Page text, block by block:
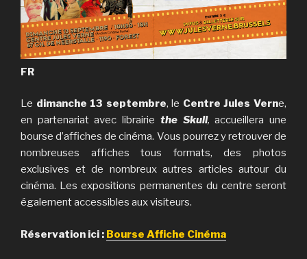
FR
Le dimanche 13 septembre, le Centre Jules Verne,
en partenariat avec librairie the Skull, accueillera une
bourse d’affiches de cinéma. Vous pourrez y retrouver de
nombreuses affiches tous formats, des photos
exclusives et de nombreux autres articles autour du
cinéma. Les expositions permanentes du centre seront
également accessibles aux visiteurs.
Réservation ici : Bourse Affiche Cinéma